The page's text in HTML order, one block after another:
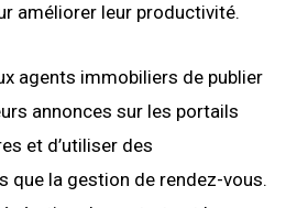
améliorer leur productivité.
agents immobiliers de publier
annonces sur les portails
et d’utiliser des
que la gestion de rendez-vous.